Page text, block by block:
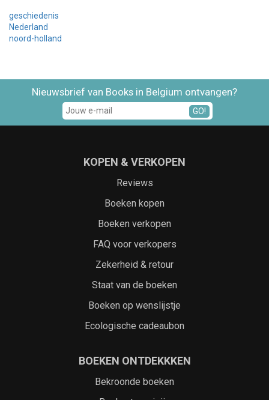
geschiedenis
Nederland
noord-holland
Nieuwsbrief van Books in Belgium ontvangen?
GO!
KOPEN & VERKOPEN
Reviews
Boeken kopen
Boeken verkopen
FAQ voor verkopers
Zekerheid & retour
Staat van de boeken
Boeken op wenslijstje
Ecologische cadeaubon
BOEKEN ONTDEKKKEN
Bekroonde boeken